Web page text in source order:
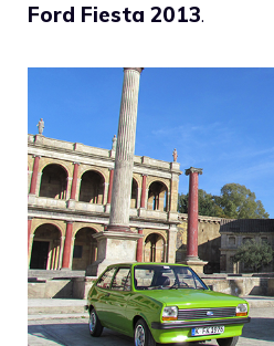
Ford Fiesta 2013.